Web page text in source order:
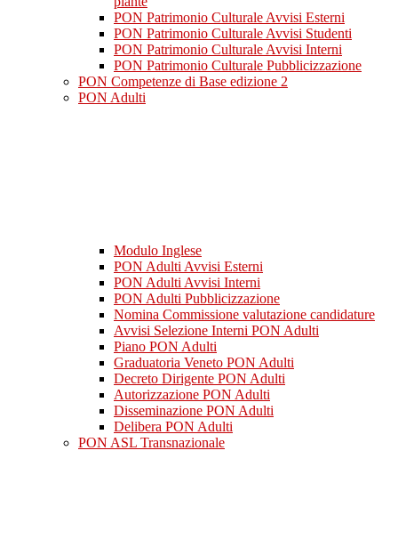
PON Patrimonio Culturale Avvisi Esterni
PON Patrimonio Culturale Avvisi Studenti
PON Patrimonio Culturale Avvisi Interni
PON Patrimonio Culturale Pubblicizzazione
PON Competenze di Base edizione 2
PON Adulti
Modulo Inglese
PON Adulti Avvisi Esterni
PON Adulti Avvisi Interni
PON Adulti Pubblicizzazione
Nomina Commissione valutazione candidature
Avvisi Selezione Interni PON Adulti
Piano PON Adulti
Graduatoria Veneto PON Adulti
Decreto Dirigente PON Adulti
Autorizzazione PON Adulti
Disseminazione PON Adulti
Delibera PON Adulti
PON ASL Transnazionale